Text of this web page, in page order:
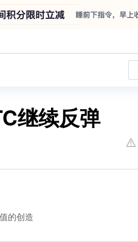
继续反弹
的创造